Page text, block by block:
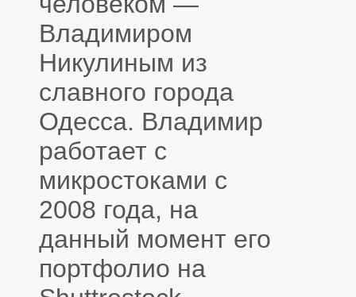
Владимиром
Никулиным из
славного города
Одесса. Владимир
работает с
микростоками с
2008 года, на
данный момент его
портфолио на